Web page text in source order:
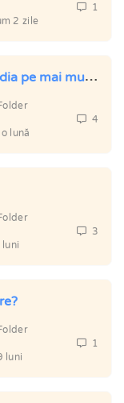
2 zile
1
funcție de partajare a fișierelor media pe mai multe site-uri
lună
4
luni
3
luni
1